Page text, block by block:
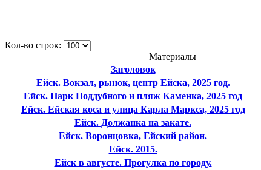
Кол-во строк:
Материалы
Заголовок
Ейск. Вокзал, рынок, центр Ейска, 2025 год.
Ейск. Парк Поддубного и пляж Каменка, 2025 год
Ейск. Ейская коса и улица Карла Маркса, 2025 год
Ейск. Должанка на закате.
Ейск. Воронцовка, Ейский район.
Ейск. 2015.
Ейск в августе. Прогулка по городу.